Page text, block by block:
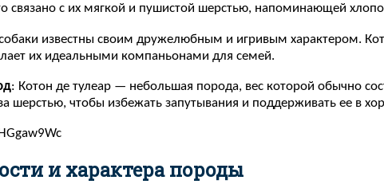
связано с их мягкой и пушистой шерстью, напоминающей
известны своим дружелюбным и игривым характером.
их идеальными компаньонами для семей.
: Котон де тулеар — небольшая порода, вес которой обычно
шерстью, чтобы избежать запутывания и поддерживать ее в
и характера породы